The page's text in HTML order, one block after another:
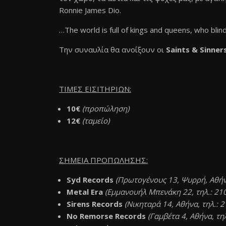
Ronnie James Dio.
…The world is full of kings and queens, who
Την συναυλία θα ανοίξουν οι Saints &
ΤΙΜΕΣ ΕΙΣΙΤΗΡΙΩΝ:
10€ (προπώληση)
12€ (ταμείο)
ΣΗΜΕΙΑ ΠΡΟΠΩΛΗΣΗΣ:
Syd Records (Πρωτογένους 13, Ψυρρή,
Metal Era (Εμμανουήλ Μπενάκη 22, τηλ.:
Sirens Records (Νικηταρά14, Αθήνα, τηλ.:
No Remorse Records (Γαμβέτα4, Αθήνα,